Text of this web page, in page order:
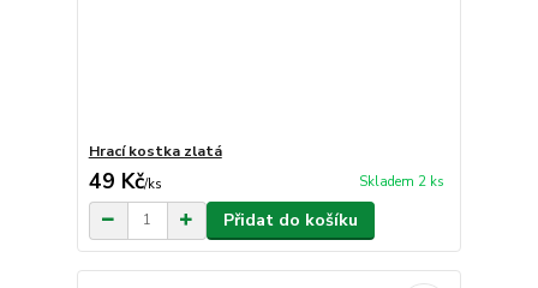
Hrací kostka zlatá
49 Kč/ks Skladem 2 ks
Přidat do košíku